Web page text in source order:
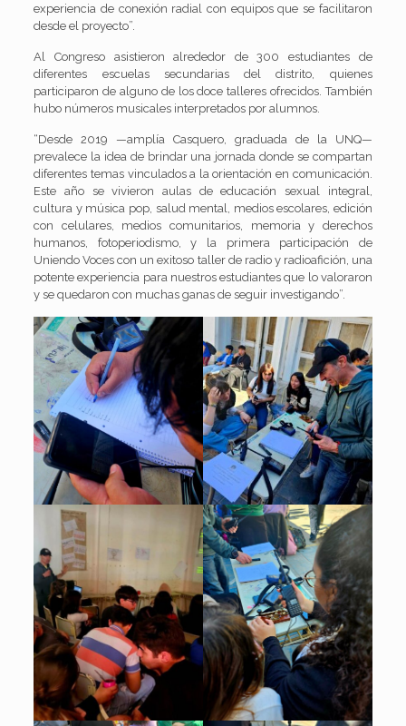
experiencia de conexión radial con equipos que se facilitaron
desde el proyecto”.
Al Congreso asistieron alrededor de 300 estudiantes de
diferentes escuelas secundarias del distrito, quienes
participaron de alguno de los doce talleres ofrecidos. También
hubo números musicales interpretados por alumnos.
“Desde 2019 —amplía Casquero, graduada de la UNQ—
prevalece la idea de brindar una jornada donde se compartan
diferentes temas vinculados a la orientación en comunicación.
Este año se vivieron aulas de educación sexual integral,
cultura y música pop, salud mental, medios escolares, edición
con celulares, medios comunitarios, memoria y derechos
humanos, fotoperiodismo, y la primera participación de
Uniendo Voces con un exitoso taller de radio y radioafición, una
potente experiencia para nuestros estudiantes que lo valoraron
y se quedaron con muchas ganas de seguir investigando”.